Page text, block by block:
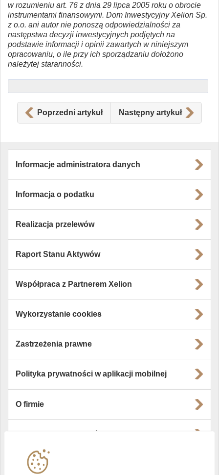
w rozumieniu art. 76 z dnia 29 lipca 2005 roku o obrocie
instrumentami finansowymi. Dom Inwestycyjny Xelion Sp.
z o.o. ani autor nie ponoszą odpowiedzialności za
następstwa decyzji inwestycyjnych podjętych na
podstawie informacji i opinii zawartych w niniejszym
opracowaniu, o ile przy ich sporządzaniu dołożono
należytej staranności.
Poprzedni artykuł Następny artykuł
Informacje administratora danych
Informacja o podatku
Realizacja przelewów
Raport Stanu Aktywów
Współpraca z Partnerem Xelion
Wykorzystanie cookies
Zastrzeżenia prawne
Polityka prywatności w aplikacji mobilnej
O firmie
Instytucje współpracujące